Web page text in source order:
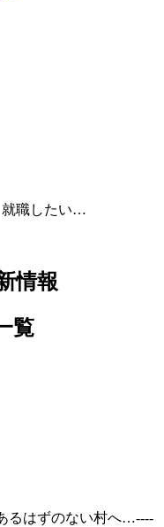
就職したい…
情報
覧
るはずのない村へ…----